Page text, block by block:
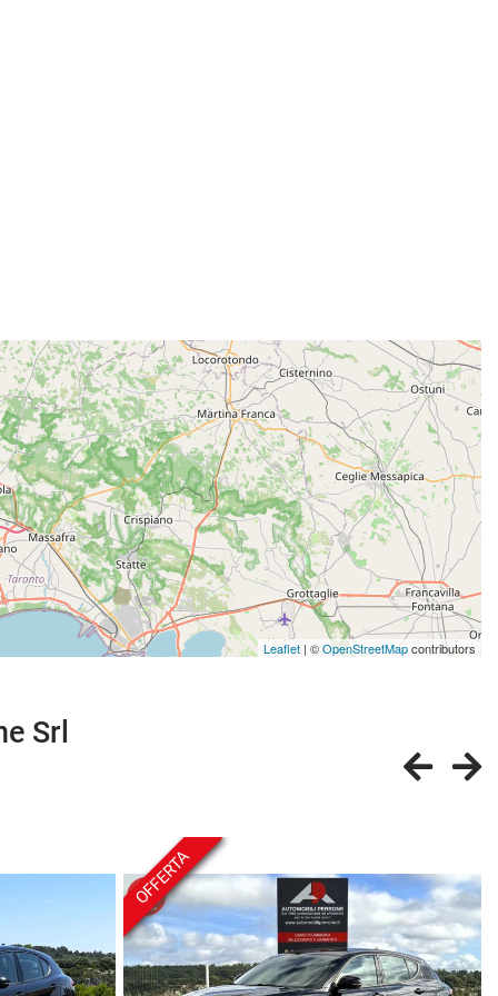
Leaflet | ©OpenStreetMapcontributors
Srl
OFFERTA